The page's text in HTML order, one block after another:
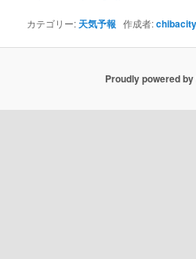
カテゴリー: 天気予報 作成者:
Proudly powered